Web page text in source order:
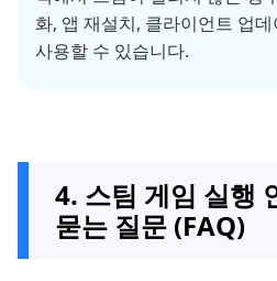
화, 앱 재설치, 클라이언트 업
사용할 수 있습니다.
4. 스팀 게임 실행
묻는 질문 (FAQ)